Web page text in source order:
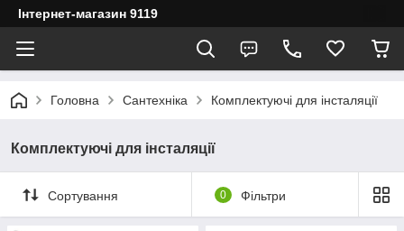
Інтернет-магазин 9119
Головна Сантехніка Комплектуючі для інсталяції
Комплектуючі для інсталяції
Сортування 0 Фільтри